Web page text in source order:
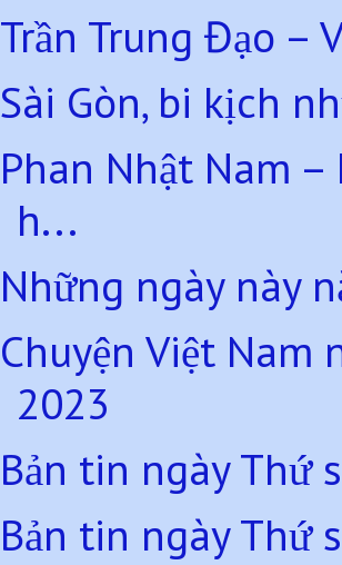
Trần Trung Đạo –
Sài Gòn, bi kịch
Phan Nhật Nam
h...
Những ngày này
Chuyện Việt Nam
2023
Bản tin ngày Thứ
Bản tin ngày Thứ